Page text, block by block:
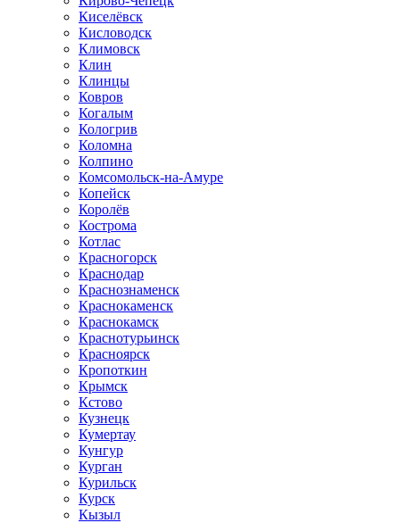
Киселёвск
Кисловодск
Климовск
Клин
Клинцы
Ковров
Когалым
Кологрив
Коломна
Колпино
Комсомольск-на-Амуре
Копейск
Королёв
Кострома
Котлас
Красногорск
Краснодар
Краснознаменск
Краснокаменск
Краснокамск
Краснотурьинск
Красноярск
Кропоткин
Крымск
Кстово
Кузнецк
Кумертау
Кунгур
Курган
Курильск
Курск
Кызыл